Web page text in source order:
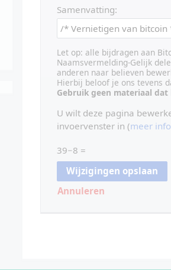
Samenvatting:
Let op: alle bijdragen aan
Naamsvermelding-Gelijk
anderen naar believen
Hierbij beloof je ons tevens
Gebruik geen materiaal
U wilt deze pagina
invoervenster in (meer
39−8 =
Annuleren